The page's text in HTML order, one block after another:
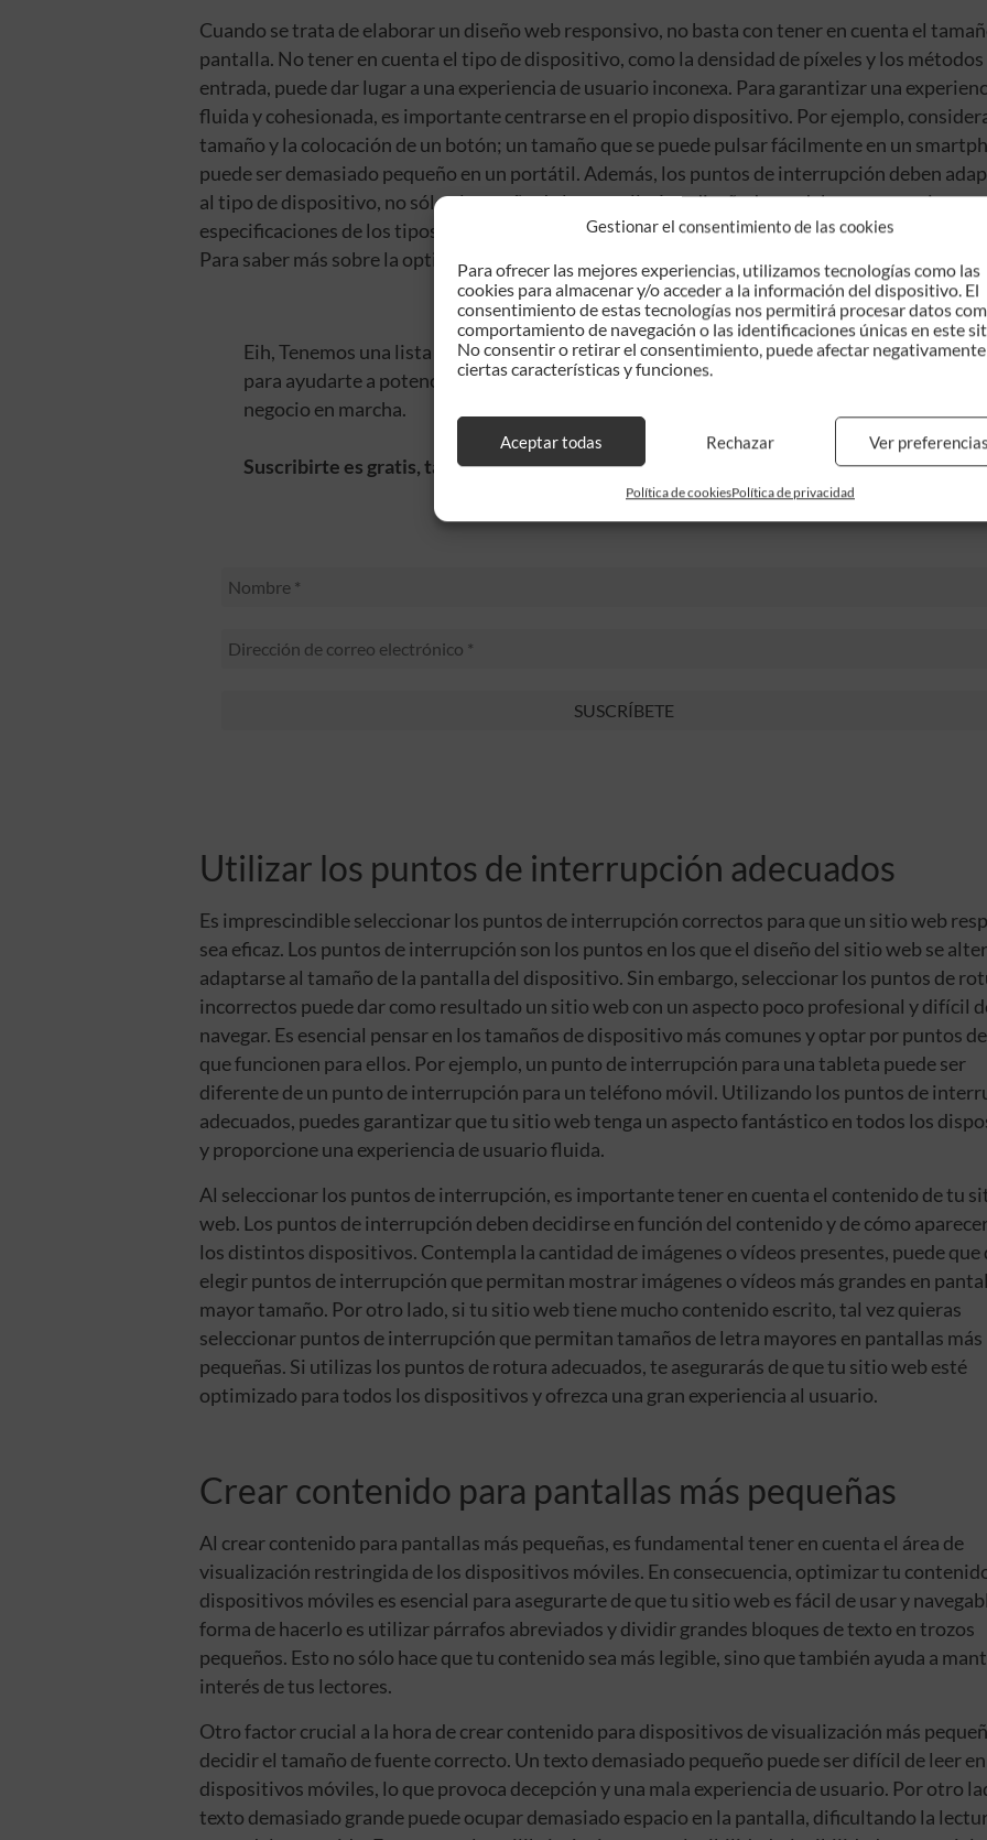
Gestionar el consentimiento de las cookies
Para ofrecer las mejores experiencias, utilizamos tecnologías como las
cookies para almacenar y/o acceder a la información del dispositivo. El
consentimiento de estas tecnologías nos permitirá procesar datos
comportamiento de navegación o las identificaciones únicas en este
No consentir o retirar el consentimiento, puede afectar
ciertas características y funciones.
Aceptar todas Rechazar Ver
Política de cookiesPolítica de privacidad
Cuando se trata de elaborar un diseño web responsivo, no basta con tener en cuenta el
pantalla. No tener en cuenta el tipo de dispositivo, como la densidad de píxeles y los métodos
entrada, puede dar lugar a una experiencia de usuario inconexa. Para garantizar una
fluida y cohesionada, es importante centrarse en el propio dispositivo. Por ejemplo,
tamaño y la colocación de un botón; un tamaño que se puede pulsar fácilmente en un
puede ser demasiado pequeño en un portátil. Además, los puntos de interrupción deben
al tipo de dispositivo, no sólo al tamaño de la pantalla. Los diseñadores deben conocer las
especificaciones de los tipos de dispositivos más populares y ajustar su diseño en
Para saber más sobre la optimización para distintos dispositivos, haz clic aquí.
Eih, Tenemos una lista de mail, donde mandamos varias estrategias y consejos de ventas
para ayudarte a potenciar tu negocio. Da igual que estés empezando o ya tengas un
negocio en marcha.
Suscribirte es gratis, también darte de baja.
Utilizar los puntos de interrupción adecuados
Es imprescindible seleccionar los puntos de interrupción correctos para que un sitio web
sea eficaz. Los puntos de interrupción son los puntos en los que el diseño del sitio web se
adaptarse al tamaño de la pantalla del dispositivo. Sin embargo, seleccionar los puntos de
incorrectos puede dar como resultado un sitio web con un aspecto poco profesional y difícil
navegar. Es esencial pensar en los tamaños de dispositivo más comunes y optar por puntos
que funcionen para ellos. Por ejemplo, un punto de interrupción para una tableta puede ser
diferente de un punto de interrupción para un teléfono móvil. Utilizando los puntos de
adecuados, puedes garantizar que tu sitio web tenga un aspecto fantástico en todos los
y proporcione una experiencia de usuario fluida.
Al seleccionar los puntos de interrupción, es importante tener en cuenta el contenido de tu
web. Los puntos de interrupción deben decidirse en función del contenido y de cómo
los distintos dispositivos. Contempla la cantidad de imágenes o vídeos presentes, puede que
elegir puntos de interrupción que permitan mostrar imágenes o vídeos más grandes en
mayor tamaño. Por otro lado, si tu sitio web tiene mucho contenido escrito, tal vez quieras
seleccionar puntos de interrupción que permitan tamaños de letra mayores en pantallas más
pequeñas. Si utilizas los puntos de rotura adecuados, te asegurarás de que tu sitio web esté
optimizado para todos los dispositivos y ofrezca una gran experiencia al usuario.
Crear contenido para pantallas más pequeñas
Al crear contenido para pantallas más pequeñas, es fundamental tener en cuenta el área de
visualización restringida de los dispositivos móviles. En consecuencia, optimizar tu
dispositivos móviles es esencial para asegurarte de que tu sitio web es fácil de usar y
forma de hacerlo es utilizar párrafos abreviados y dividir grandes bloques de texto en trozos
pequeños. Esto no sólo hace que tu contenido sea más legible, sino que también ayuda a
interés de tus lectores.
Otro factor crucial a la hora de crear contenido para dispositivos de visualización más
decidir el tamaño de fuente correcto. Un texto demasiado pequeño puede ser difícil de leer
dispositivos móviles, lo que provoca decepción y una mala experiencia de usuario. Por otro
texto demasiado grande puede ocupar demasiado espacio en la pantalla, dificultando la